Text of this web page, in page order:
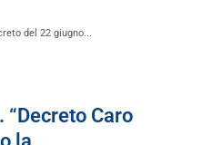
del 22 giugno...
“Decreto Caro
la